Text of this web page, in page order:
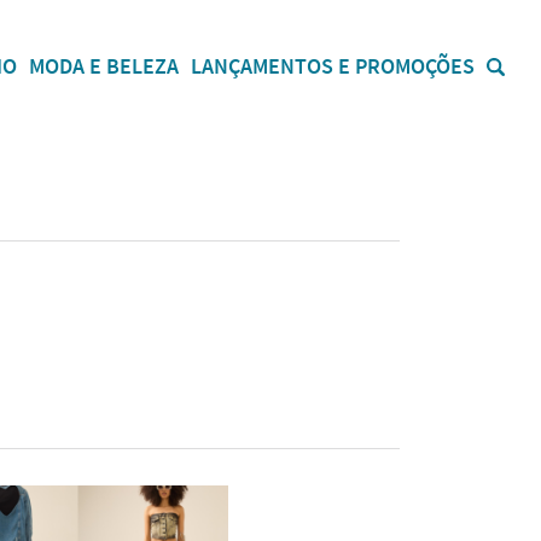
MODA E BELEZA LANÇAMENTOS E PROMOÇÕES